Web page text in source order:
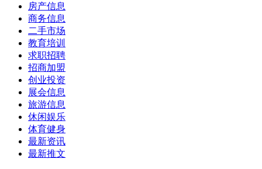
房产信息
商务信息
二手市场
教育培训
求职招聘
招商加盟
创业投资
展会信息
旅游信息
休闲娱乐
体育健身
最新资讯
最新推文